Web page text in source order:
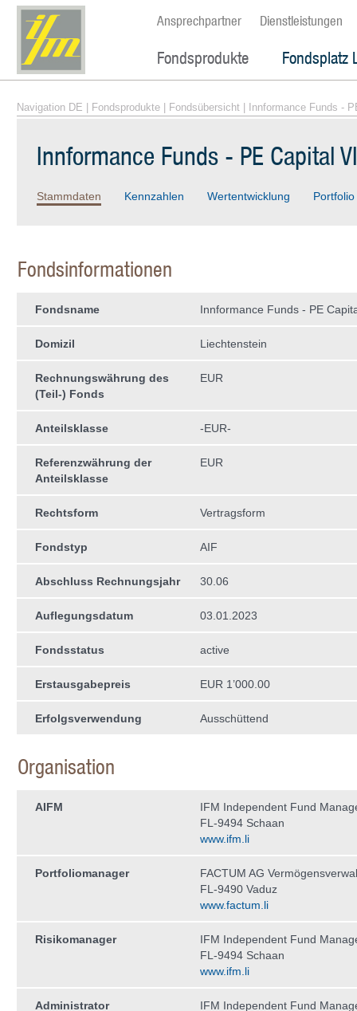
Ansprechpartner Dienstleistungen
Fondsprodukte Fondsplatz
Navigation DE Fondsprodukte Fondsübersicht | Innformance Funds -
Innformance Funds - PE Capital
Stammdaten Kennzahlen Wertentwicklung Portfolio
Fondsinformationen
Fondsname Innformance Funds - PE
Domizil Liechtenstein
Rechnungswährung des
(Teil-) Fonds
EUR
Anteilsklasse -EUR-
Referenzwährung der
Anteilsklasse
EUR
Rechtsform Vertragsform
Fondstyp AIF
Abschluss Rechnungsjahr 30.06
Auflegungsdatum 03.01.2023
Fondsstatus active
Erstausgabepreis EUR 1’000.00
Erfolgsverwendung Ausschüttend
Organisation
AIFM
IFM Independent Fund
FL-9494 Schaan
www.ifm.li
Portfoliomanager
FACTUM AG
FL-9490 Vaduz
www.factum.li
Risikomanager
IFM Independent Fund
FL-9494 Schaan
www.ifm.li
Administrator
IFM Independent Fund